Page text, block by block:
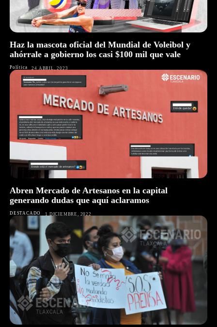
Haz la mascota oficial del Mundial de Voleibol y
ahórrale a gobierno los casi $100 mil que vale
Política 24 ABRIL, 2023
Abren Mercado de Artesanos en la capital
generando dudas que aquí aclaramos
DESTACADO 1 DICIEMBRE, 2022